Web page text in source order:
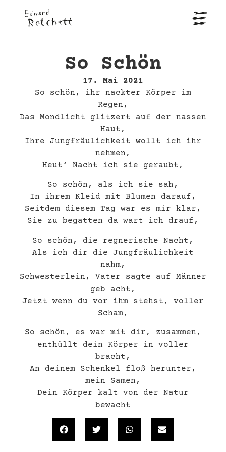
So Schön
17. Mai 2021
So schön, ihr nackter Körper im
Regen,
Das Mondlicht glitzert auf der nassen
Haut,
Ihre Jungfräulichkeit wollt ich ihr
nehmen,
Heut‘ Nacht ich sie geraubt,
So schön, als ich sie sah,
In ihrem Kleid mit Blumen darauf,
Seitdem diesem Tag war es mir klar,
Sie zu begatten da wart ich drauf,
So schön, die regnerische Nacht,
Als ich dir die Jungfräulichkeit
nahm,
Schwesterlein, Vater sagte auf Männer
geb acht,
Jetzt wenn du vor ihm stehst, voller
Scham,
So schön, es war mit dir, zusammen,
enthüllt dein Körper in voller
bracht,
An deinem Schenkel floß herunter,
mein Samen,
Dein Körper kalt von der Natur
bewacht